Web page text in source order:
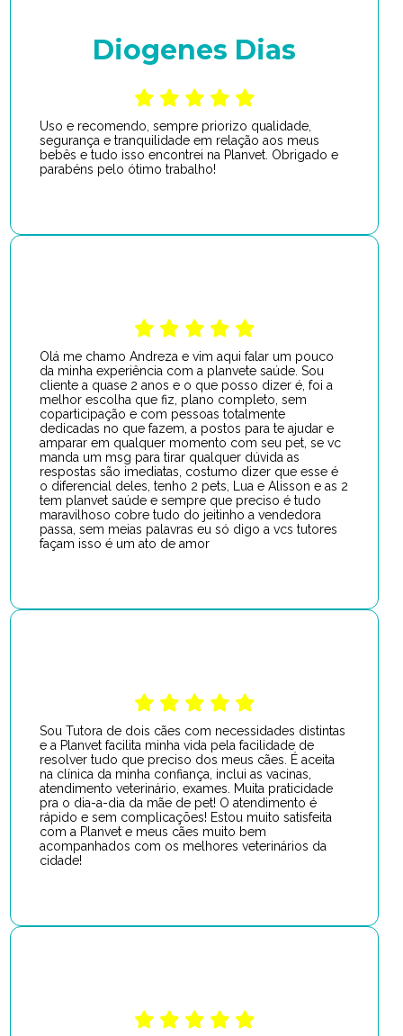
Diogenes Dias
Uso e recomendo, sempre priorizo qualidade,
segurança e tranquilidade em relação aos meus
bebês e tudo isso encontrei na Planvet. Obrigado e
parabéns pelo ótimo trabalho!
Olá me chamo Andreza e vim aqui falar um pouco
da minha experiência com a planvete saúde. Sou
cliente a quase 2 anos e o que posso dizer é, foi a
melhor escolha que fiz, plano completo, sem
coparticipação e com pessoas totalmente
dedicadas no que fazem, a postos para te ajudar e
amparar em qualquer momento com seu pet, se vc
manda um msg para tirar qualquer dúvida as
respostas são imediatas, costumo dizer que esse é
o diferencial deles, tenho 2 pets, Lua e Alisson e as 2
tem planvet saúde e sempre que preciso é tudo
maravilhoso cobre tudo do jeitinho a vendedora
passa, sem meias palavras eu só digo a vcs tutores
façam isso é um ato de amor
Sou Tutora de dois cães com necessidades distintas
e a Planvet facilita minha vida pela facilidade de
resolver tudo que preciso dos meus cães. É aceita
na clínica da minha confiança, inclui as vacinas,
atendimento veterinário, exames. Muita praticidade
pra o dia-a-dia da mãe de pet! O atendimento é
rápido e sem complicações! Estou muito satisfeita
com a Planvet e meus cães muito bem
acompanhados com os melhores veterinários da
cidade!